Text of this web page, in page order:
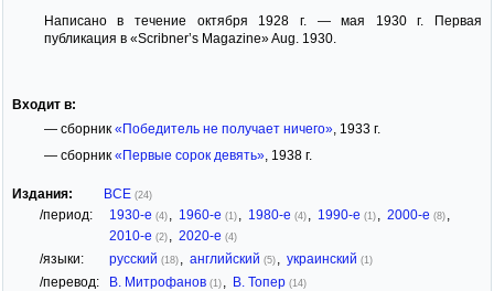
Написано в течение октября 1928 г. — мая 1930 г. Первая
публикация в «Scribner’s Magazine» Aug. 1930.
Входит в:
— сборник «Победитель не получает ничего», 1933 г.
— сборник «Первые сорок девять», 1938 г.
Издания: ВСЕ (24)
/период: 1930-е (4) 1960-е (1) 1980-е (4) 1990-е (1) 2000-е (8)
2010-е (2) 2020-е (4)
/языки: русский (18) английский (5) украинский (1)
/перевод: В. Митрофанов (1) В. Топер (14)